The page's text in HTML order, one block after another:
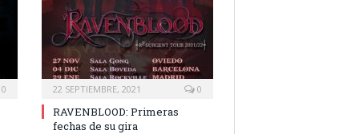
0 22 SEPTIEMBRE, 2021 0
RAVENBLOOD: Primeras
fechas de su gira